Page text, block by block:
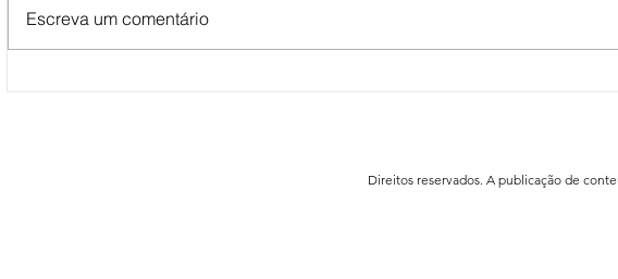
Escreva um comentário
Direitos reservados. A publicação de